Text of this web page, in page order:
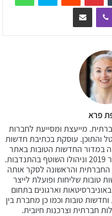
Viber שיתוף דרך המייל
פרא
מייעצת ומסייעת לחברות
והתוכן. עוסקת בכתיבת חדשות
דרך כתיבה במדור החדשות הטובות באתר
Mako ועריכת האתר מאז ינואר 2019 וניהולו השוטף בהתנדבות.
והראשונה לסקר אותה
טובות שליחות ופועלת לייצר
וארגונים בתחום
טובות וכמו כן מחברת בין
חברתית וצרכנות חיובית.